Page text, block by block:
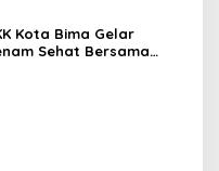
Kota Bima Gelar
Sehat Bersama